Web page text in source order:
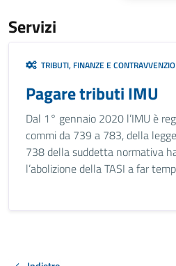
Servizi
TRIBUTI, FINANZE E
Pagare tributi IMU
Dal 1° gennaio 2020 l’IMU è
commi da 739 a 783, della
738 della suddetta normativa
l’abolizione della TASI a far